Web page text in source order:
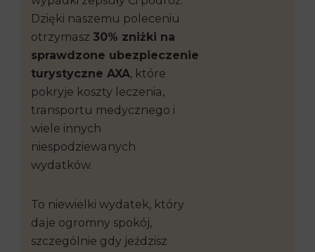
Dzięki naszemu poleceniu
otrzymasz 30% zniżki na
sprawdzone ubezpieczenie
turystyczne AXA, które
pokryje koszty leczenia,
transportu medycznego i
wiele innych
niespodziewanych
wydatków.
To niewielki wydatek, który
daje ogromny spokój,
szczególnie gdy jeździsz